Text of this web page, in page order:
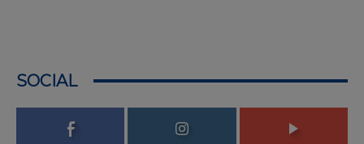
SOCIAL